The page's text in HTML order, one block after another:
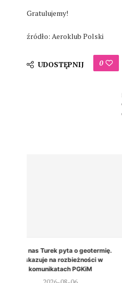
Gratulujemy!
źródło: Aeroklub Polski
UDOSTĘPNIJ 0
Od mistrzostwa
międzynarodowej
Strażacy z Turku